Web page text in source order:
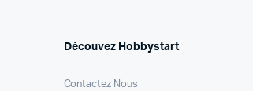
Découvez Hobbystart
Contactez Nous